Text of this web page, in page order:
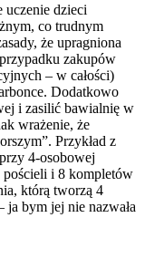
uczenie dzieci
co trudnym
że upragniona
zakupów
– w całości)
Dodatkowo
i zasilić bawialnię w
wrażenie, że
Przykład z
4-osobowej
i 8 kompletów
którą tworzą 4
ja bym jej nie nazwała